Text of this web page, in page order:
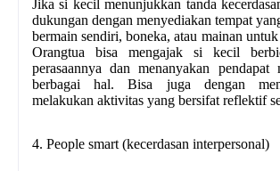
Jika si kecil menunjukkan tanda
dukungan dengan menyediakan tempat
bermain sendiri, boneka, atau mainan
Orangtua bisa mengajak si kecil
perasaannya dan menanyakan pendapat
berbagai hal. Bisa juga dengan
melakukan aktivitas yang bersifat reflektif
4. People smart (kecerdasan interpersonal)